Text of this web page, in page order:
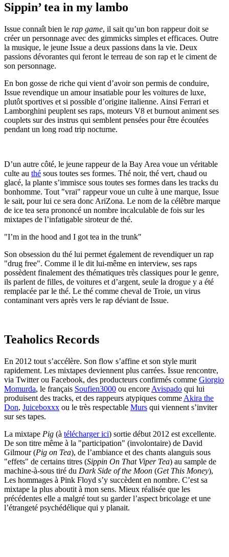
Sippin’ tea in my lambo
Issue connaît bien le rap game, il sait qu’un bon rappeur doit se
créer un personnage avec des gimmicks simples et efficaces. Outre
la musique, le jeune Issue a deux passions dans la vie. Deux
passions dévorantes qui feront le terreau de son rap et le ciment de
son personnage.
En bon gosse de riche qui vient d’avoir son permis de conduire,
Issue revendique un amour insatiable pour les voitures de luxe,
plutôt sportives et si possible d’origine italienne. Ainsi Ferrari et
Lamborghini peuplent ses raps, moteurs V8 et burnout animent ses
couplets sur des instrus qui semblent pensées pour être écoutées
pendant un long road trip nocturne.
D’un autre côté, le jeune rappeur de la Bay Area voue un véritable
culte au thé sous toutes ses formes. Thé noir, thé vert, chaud ou
glacé, la plante s’immisce sous toutes ses formes dans les tracks du
bonhomme. Tout "vrai" rappeur voue un culte à une marque, Issue
le sait, pour lui ce sera donc AriZona. Le nom de la célèbre marque
de ice tea sera prononcé un nombre incalculable de fois sur les
mixtapes de l’infatigable siroteur de thé.
"I’m in the hood and I got tea in the trunk"
Son obsession du thé lui permet également de revendiquer un rap
"drug free". Comme il le dit lui-même en interview, ses raps
possèdent finalement des thématiques très classiques pour le genre,
ils parlent de filles, de voitures et d’argent, seule la drogue y a été
remplacée par le thé. Le thé comme cheval de Troie, un virus
contaminant vers après vers le rap déviant de Issue.
Teaholics Records
En 2012 tout s’accélère. Son flow s’affine et son style murit
rapidement. Les mixtapes deviennent plus carrées. Issue rencontre,
via Twitter ou Facebook, des producteurs confirmés comme Giorgio
Momurda, le français Soufien3000 ou encore Avispado qui lui
produisent des tracks, et des rappeurs atypiques comme Akira the
Don, Juiceboxxx ou le très respectable Murs qui viennent s’inviter
sur ses tapes.
La mixtape Pig (à télécharger ici) sortie début 2012 est excellente.
De son titre même à la "participation" (involontaire) de David
Gilmour (Pig on Tea), de l’ambiance et des chants alanguis sous
"effets" de certains titres (Sippin On That Viper Tea) au sample de
machine-à-sous tiré du Dark Side of the Moon (Get This Money),
Les hommages à Pink Floyd s’y succèdent en nombre. C’est sa
mixtape la plus aboutit à mon sens. Mieux réalisée que les
précédentes elle a malgré tout su garder l’aspect bricolage et une
l’étrangeté psychédélique qui y planait.